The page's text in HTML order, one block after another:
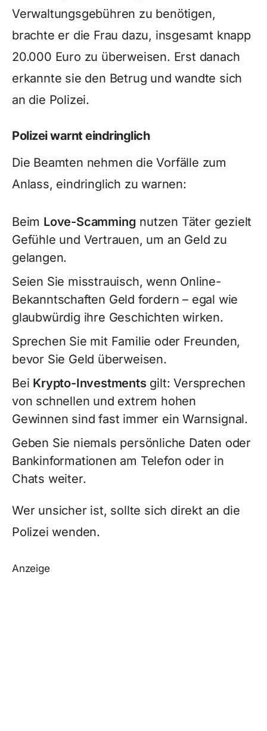
Verwaltungsgebühren zu benötigen,
brachte er die Frau dazu, insgesamt knapp
20.000 Euro zu überweisen. Erst danach
erkannte sie den Betrug und wandte sich
an die Polizei.
Polizei warnt eindringlich
Die Beamten nehmen die Vorfälle zum
Anlass, eindringlich zu warnen:
Beim Love-Scamming nutzen Täter gezielt
Gefühle und Vertrauen, um an Geld zu
gelangen.
Seien Sie misstrauisch, wenn Online-
Bekanntschaften Geld fordern – egal wie
glaubwürdig ihre Geschichten wirken.
Sprechen Sie mit Familie oder Freunden,
bevor Sie Geld überweisen.
Bei Krypto-Investmentsgilt: Versprechen
von schnellen und extrem hohen
Gewinnen sind fast immer ein Warnsignal.
Geben Sie niemals persönliche Daten oder
Bankinformationen am Telefon oder in
Chats weiter.
Wer unsicher ist, sollte sich direkt an die
Polizei wenden.
Anzeige